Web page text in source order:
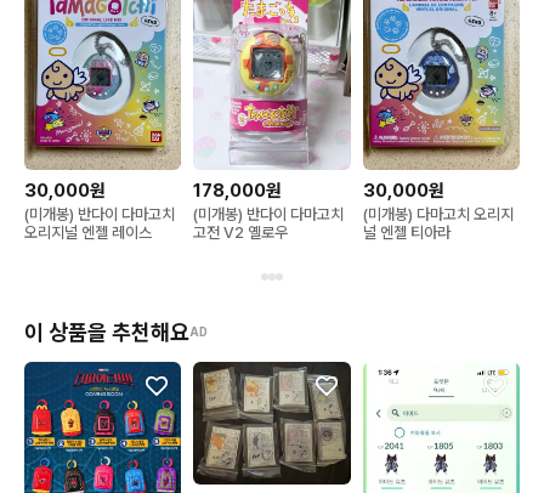
30,000원
(미개봉) 반다이 다마고치
오리지널 엔젤 레이스
178,000원
(미개봉) 반다이 다마고치
고전 V2 옐로우
30,000원
(미개봉) 다마고치 오리지
널 엔젤 티아라
이 상품을 추천해요AD